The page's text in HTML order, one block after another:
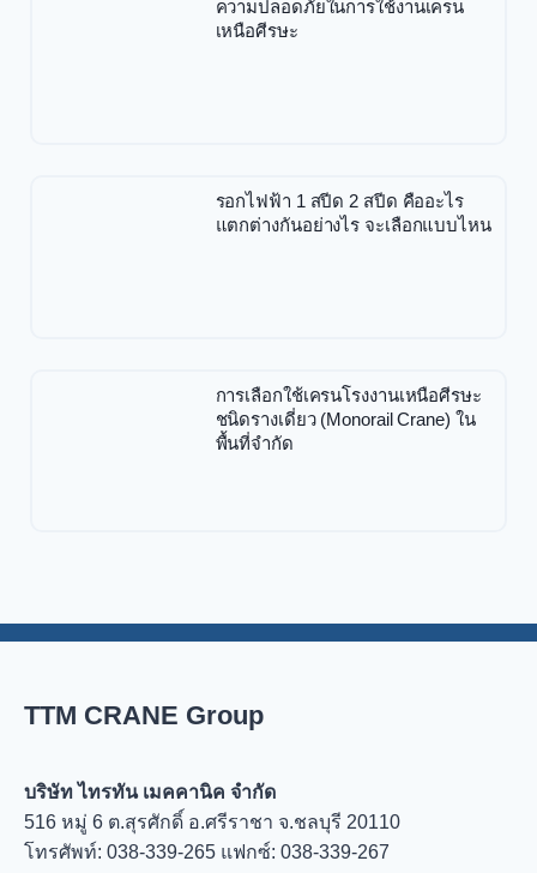
ความปลอดภัยในการใช้งานเครน
เหนือศีรษะ
รอกไฟฟ้า 1 สปีด 2 สปีด คืออะไร
แตกต่างกันอย่างไร จะเลือกแบบไหน
การเลือกใช้เครนโรงงานเหนือศีรษะ
ชนิดรางเดี่ยว (Monorail Crane) ใน
พื้นที่จำกัด
TTM CRANE Group
บริษัท ไทรทัน เมคคานิค จำกัด
516 หมู่ 6 ต.สุรศักดิ์ อ.ศรีราชา จ.ชลบุรี 20110
โทรศัพท์: 038-339-265 แฟกซ์: 038-339-267